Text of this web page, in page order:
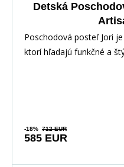
Detská
Poschodová posteľ Jori
ktorí hľadajú funkčné a
-18% 712 EUR
585 EUR